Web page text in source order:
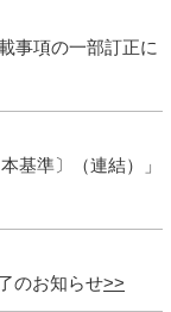
事項の一部訂正に
基準〕（連結）」
のお知らせ